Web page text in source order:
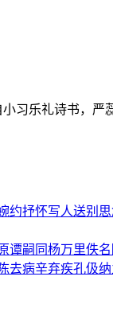
习乐礼诗书，
约抒怀写人送别
谭嗣同杨万里佚名
陈去病辛弃疾孔伋